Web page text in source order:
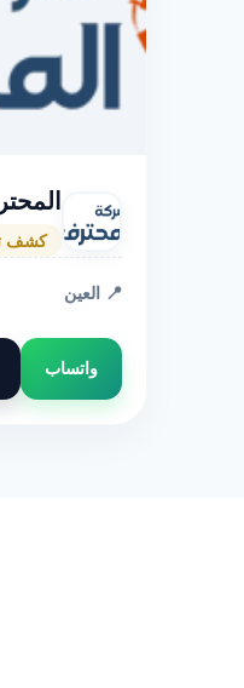
كشف
📍 العين
واتساب